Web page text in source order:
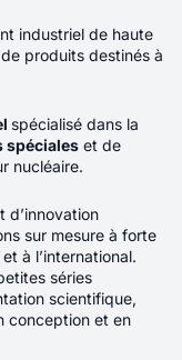
industriel de haute
produits destinés à
spécialisé dans la
spéciales et de
nucléaire.
d’innovation
sur mesure à forte
à l’international.
séries
scientifique,
conception et en
*